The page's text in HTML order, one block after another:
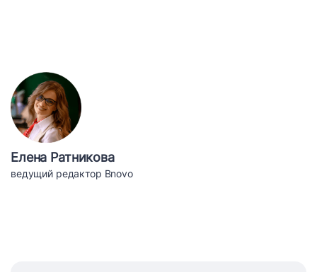
Елена Ратникова
ведущий редактор Bnovo